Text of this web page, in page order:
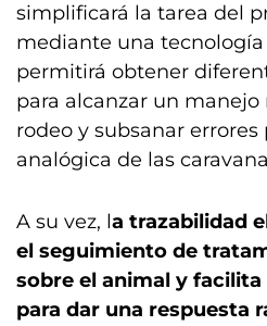
simplificará la tarea del
mediante una
permitirá obtener
para alcanzar un
rodeo y subsanar
analógica de las
A su vez, la trazabilidad
el seguimiento de
sobre el animal y
para dar una respuesta